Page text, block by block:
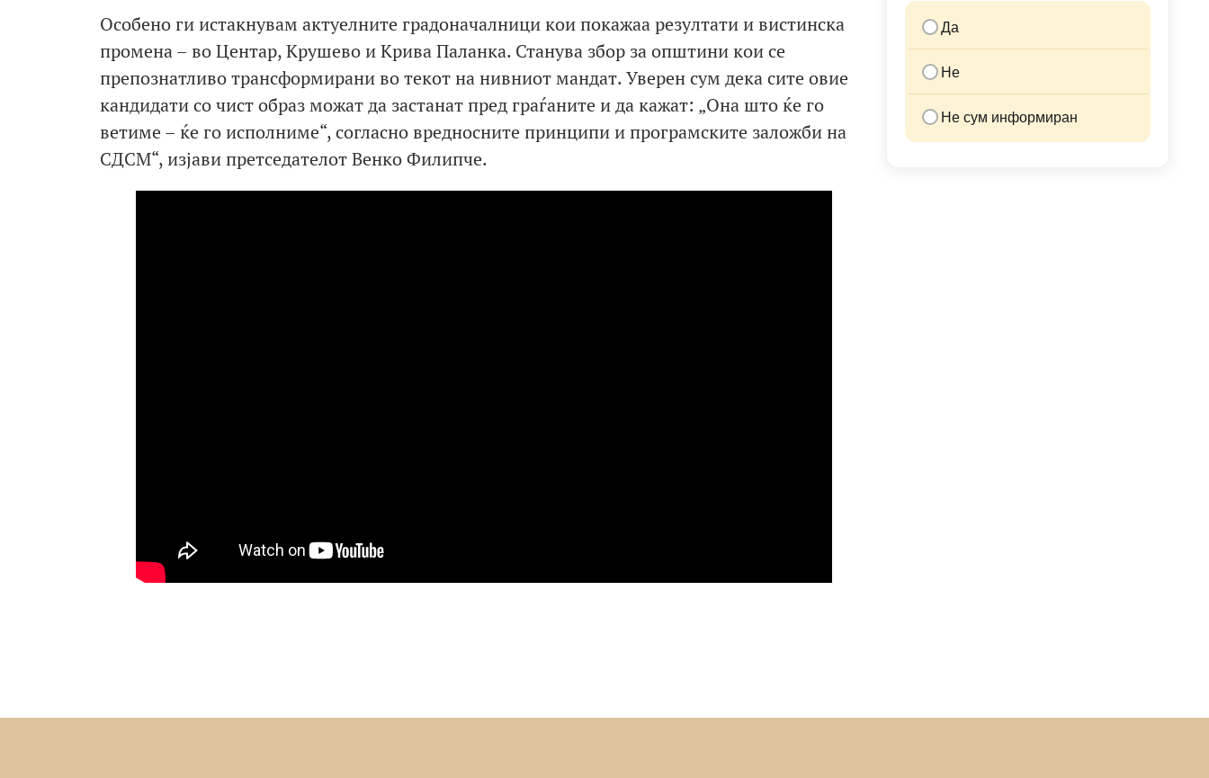
Особено ги истакнувам актуелните градоначалници кои покажаа резултати и вистинска
промена – во Центар, Крушево и Крива Паланка. Станува збор за општини кои се
препознатливо трансформирани во текот на нивниот мандат. Уверен сум дека сите овие
кандидати со чист образ можат да застанат пред граѓаните и да кажат: „Она што ќе го
ветиме – ќе го исполниме“, согласно вредносните принципи и програмските заложби на
СДСМ“, изјави претседателот Венко Филипче.
Да
Не
Не сум информиран